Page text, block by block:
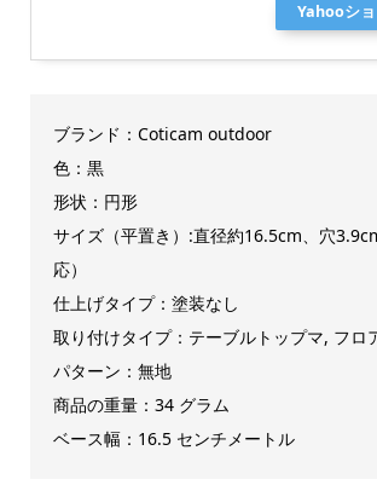
Yahooシ
ブランド：Coticam outdoor
色：黒
形状：円形
サイズ（平置き）:直径約16.5cm、穴
応）
仕上げタイプ：塗装なし
取り付けタイプ：テーブルトップマ, フロ
パターン：無地
商品の重量：34 グラム
ベース幅：16.5 センチメートル